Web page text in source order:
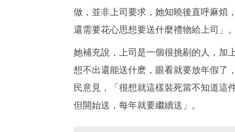
做，並非上司要求，她知曉後直呼麻煩
還需要花心思想要送什麼禮物給上司」。
她補充說，上司是一個很挑剔的人，加
想不出還能送什麽，眼看就要放年假了
民意見，「很想就這樣裝死當不知道這
但開始送，每年就要繼續送」。